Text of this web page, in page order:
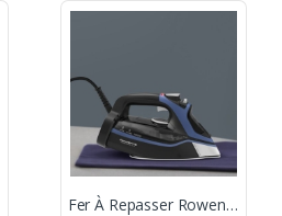
Fer À Repasser Rowenta 3000W - Noir & Bleu